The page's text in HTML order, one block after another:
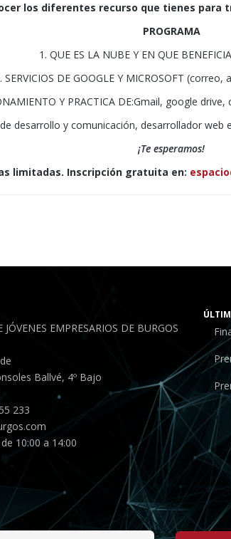
los diferentes recurso que tienes para
PROGRAMA
1. QUE ES LA NUBE Y EN QUE
SERVICIOS DE GOOGLE Y MICROSOFT
Y PRACTICA DE:Gmail, google
desarrollo y comunicación, desarrollador web
¡Te esperamos!
limitadas. Inscripción gratuita en:
EMPRESARIOS DE BURGOS
Ballvé, 4º Bajo
233
10:00 a 14:00